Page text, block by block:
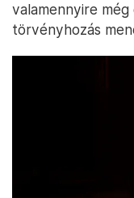
valamennyire
törvényhozás